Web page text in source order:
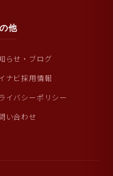
他
らせ・ブログ
ナビ採用情報
イバシーポリシー
い合わせ